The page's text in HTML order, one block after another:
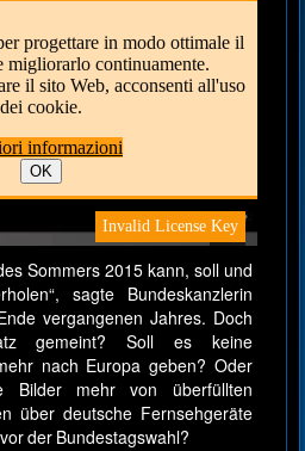
Sommers 2015 kann, soll und
sagte Bundeskanzlerin
vergangenen Jahres. Doch
gemeint? Soll es keine
nach Europa geben? Oder
Bilder mehr von überfüllten
über deutsche Fernsehgeräte
der Bundestagswahl?